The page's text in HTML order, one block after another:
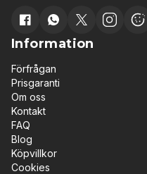
Information
Förfrågan
Prisgaranti
Om oss
Kontakt
FAQ
Blog
Köpvillkor
Cookies